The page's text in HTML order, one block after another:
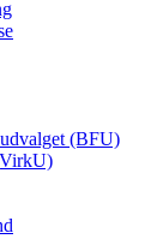
(BFU)